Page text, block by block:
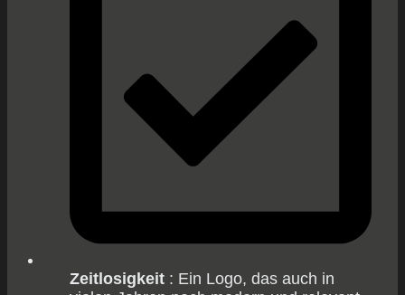
Zeitlosigkeit : Ein Logo, das auch in